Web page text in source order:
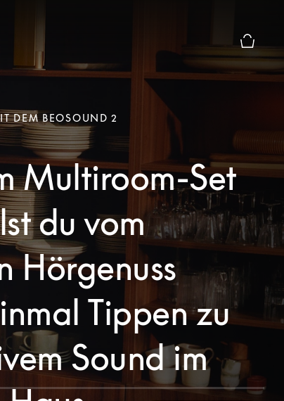
Die
DEM BEOSOUND 2
Multiroom-Set
du vom
Hörgenuss
Tippen zu
Sound im